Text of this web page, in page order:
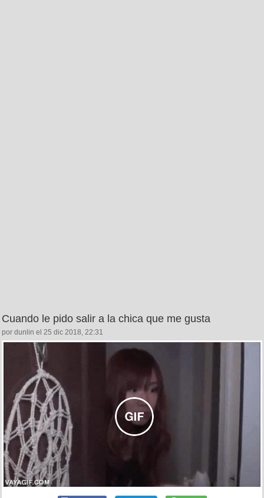
Cuando le pido salir a la chica que me gusta
por dunlin el 25 dic 2018, 22:31